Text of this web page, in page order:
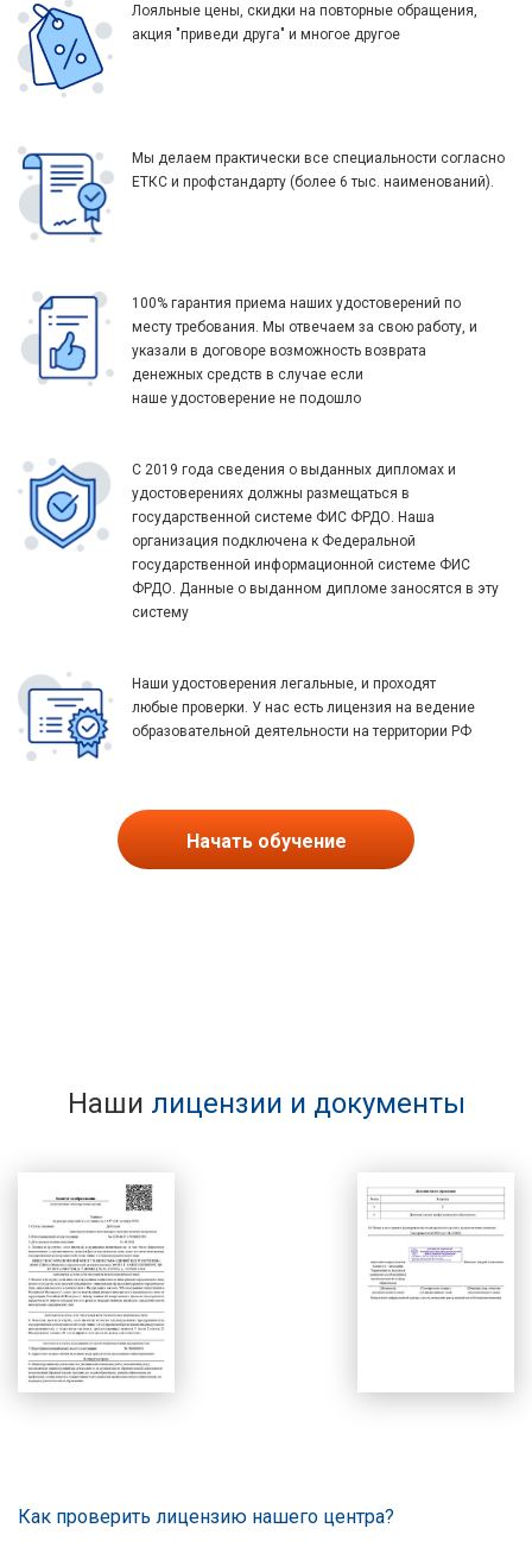
Лояльные цены, скидки на повторные обращения,
акция "приведи друга" и многое другое
Мы делаем практически все специальности согласно
ЕТКС и профстандарту (более 6 тыс. наименований).
100% гарантия приема наших удостоверений по
месту требования. Мы отвечаем за свою работу, и
указали в договоре возможность возврата
денежных средств в случае если
наше удостоверение не подошло
С 2019 года сведения о выданных дипломах и
удостоверениях должны размещаться в
государственной системе ФИС ФРДО. Наша
организация подключена к Федеральной
государственной информационной системе ФИС
ФРДО. Данные о выданном дипломе заносятся в эту
систему
Наши удостоверения легальные, и проходят
любые проверки. У нас есть лицензия на ведение
образовательной деятельности на территории РФ
Начать обучение
Наши лицензии и документы
Как проверить лицензию нашего центра?